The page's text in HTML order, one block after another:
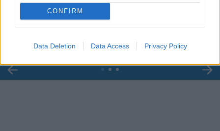
CONFIRM
Data Deletion Data Access Privacy Policy
Leonardo Maria Del Vecchio dall'ex compagna
in ospedale. Le dichiarazioni ai giornalisti